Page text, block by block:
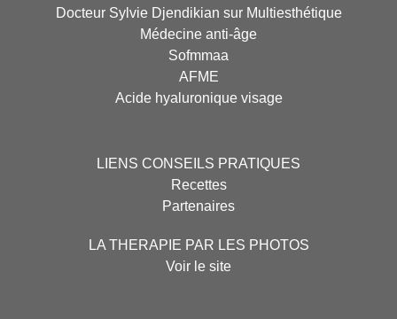
Docteur Sylvie Djendikian sur Multiesthétique
Médecine anti-âge
Sofmmaa
AFME
Acide hyaluronique visage
LIENS CONSEILS PRATIQUES
Recettes
Partenaires
LA THERAPIE PAR LES PHOTOS
Voir le site